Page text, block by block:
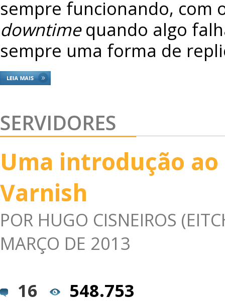
sempre funcionando, com
downtimequando algo
sempre uma forma de
SERVIDORES
Uma introdução ao
Varnish
POR HUGO CISNEIROS
MARÇO DE 2013
16
548.753